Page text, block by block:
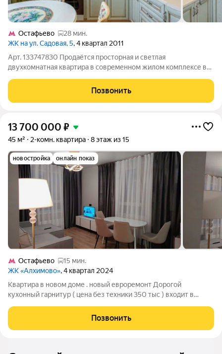
Остафьево
28 мин.
ЖК на ул. Садовая, 5, 4 квартал 2011
Арт. 133747830 Продаётся просторная и светлая
двухкомнатная квартира в современном жилом комплексе в
площадь квартиры составляет 66 кв. м, жилая 37 кв. м, кухня
10 кв. м. Квартира
Позвонить
13 700 000 ₽
45 м² 2-комн. квартира 8 этаж из 15
новостройка онлайн показ
Остафьево
15 мин.
ЖК «Алхимово», 4 квартал 2024
Квартира в новом доме . новый евроремонт Дорогой
кухонный гарнитур ( цена без техники 350 тыс ) входит в
холодильник HAIER плита HAIER индукционная духовка
встроена посудомоечная машина еще в упаковке
Позвонить